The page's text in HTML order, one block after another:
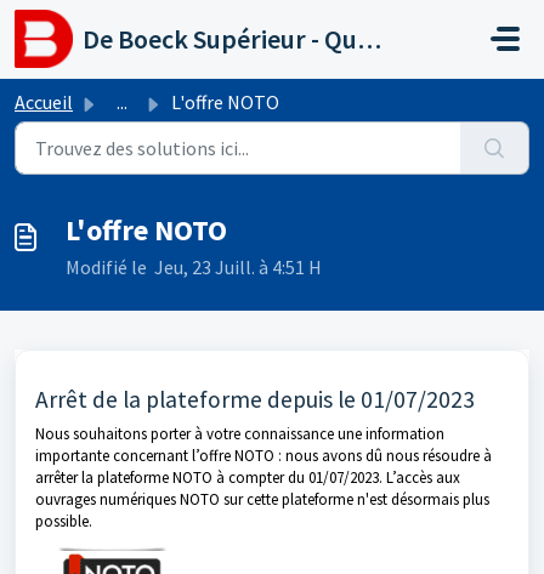
Passer au contenu principal
De Boeck Supérieur - Questions fréquentes
Accueil ... L'offre NOTO
L'offre NOTO
Modifié le Jeu, 23 Juill. à 4:51 H
Arrêt de la plateforme depuis le 01/07/2023
Nous souhaitons porter à votre connaissance une information
importante concernant l’offre NOTO : nous avons dû nous résoudre à
arrêter la plateforme NOTO à compter du 01/07/2023. L’accès aux
ouvrages numériques NOTO sur cette plateforme n'est désormais plus
possible.